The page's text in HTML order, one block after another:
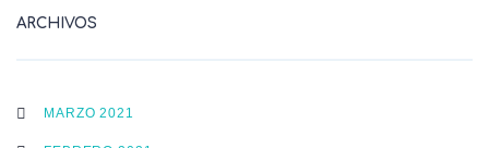
ARCHIVOS
MARZO 2021